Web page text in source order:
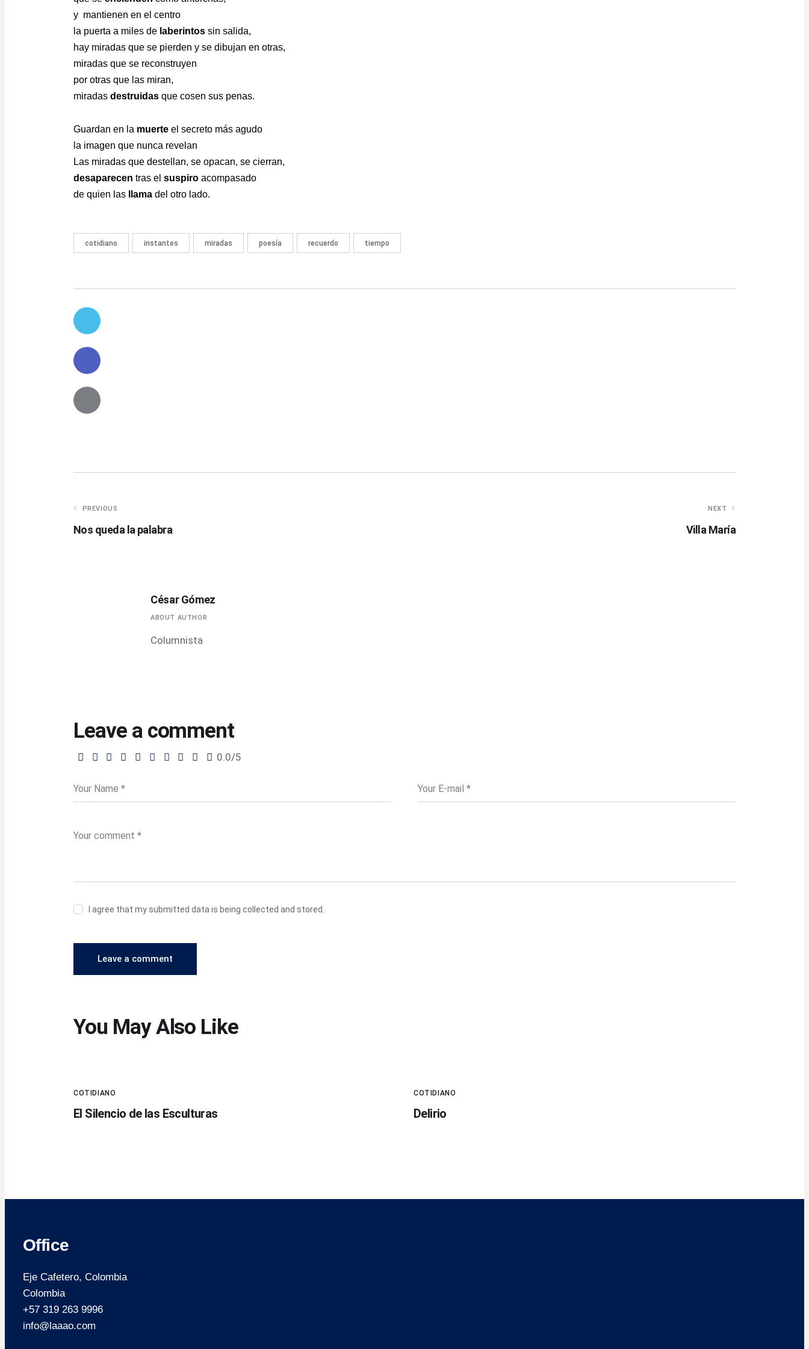
y mantienen en el centro
la puerta a miles de laberintos sin salida,
hay miradas que se pierden y se dibujan en otras,
miradas que se reconstruyen
por otras que las miran,
miradas destruidas que cosen sus penas.
Guardan en la muerte el secreto más agudo
la imagen que nunca revelan
Las miradas que destellan, se opacan, se cierran,
desaparecen tras el suspiro acompasado
de quien las
llama del otro lado.
cotidiano instantes miradas poesía recuerdo tiempo
Navegación de entradas
PREVIOUS
Nos queda la palabra
NEXT
Villa María
César Gómez
ABOUT AUTHOR
Columnista
Leave a comment
0.0/5
I agree that my submitted data is being collected and stored.
You May Also Like
COTIDIANO
El Silencio de las Esculturas
COTIDIANO
Delirio
Office
Eje Cafetero, Colombia
Colombia
+57 319 263 9996
info@laaao.com